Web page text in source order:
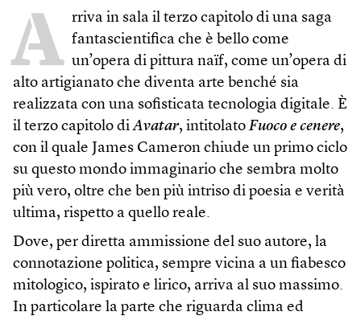
A rriva in sala il terzo capitolo di una saga
fantascientifica che è bello come
un’opera di pittura naïf, come un’opera di
alto artigianato che diventa arte benché sia
realizzata con una sofisticata tecnologia digitale. È
il terzo capitolo diAvatar, intitolato Fuoco e cenere,
con il quale James Cameron chiude un primo ciclo
su questo mondo immaginario che sembra molto
più vero, oltre che ben più intriso di poesia e verità
ultima, rispetto a quello reale.
Dove, per diretta ammissione del suo autore, la
connotazione politica, sempre vicina a un fiabesco
mitologico, ispirato e lirico, arriva al suo massimo.
In particolare la parte che riguarda clima ed